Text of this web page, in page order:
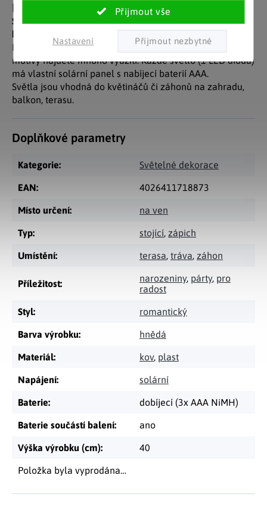
Nastavení
Detailní popis produktu
Solární světla Flower nádherně ozdobí cestu, trávník či
květináč.
Pro tato kovová solární světla v barvě rzi a květinovými
motivy najdete mnoho využití. Každé světlo (1 LED dioda)
má vlastní solární panel s nabíjecí baterií AAA.
Světla jsou vhodná do květináčů či záhonů na zahradu,
balkon, terasu.
Doplňkové parametry
Kategorie: Světelné dekorace
EAN: 4026411718873
Místo určení: na ven
Typ: stojící, zápich
Umístění: terasa, tráva, záhon
Příležitost: narozeniny, párty, pro
radost
Styl: romantický
Barva výrobku: hnědá
Materiál: kov, plast
Napájení: solární
Baterie: dobíjecí (3x AAA NiMH)
Baterie součástí balení: ano
Výška výrobku (cm): 40
Položka byla vyprodána…